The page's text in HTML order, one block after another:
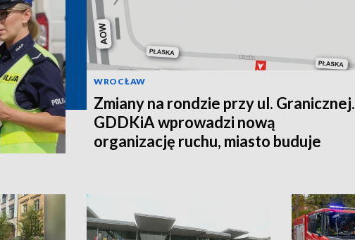
WROCŁAW
Zmiany na rondzie przy ul. Granicznej.
GDDKiA wprowadzi nową
organizację ruchu, miasto buduje